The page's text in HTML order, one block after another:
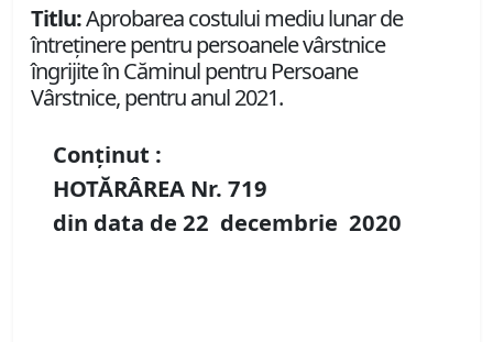
Titlu:Aprobarea costului mediu lunar de
întreţinere pentru persoanele vârstnice
îngrijite în Căminul pentru Persoane
Vârstnice, pentru anul 2021.
Conținut :
HOTĂRÂREA Nr. 719
din data de 22 decembrie 2020